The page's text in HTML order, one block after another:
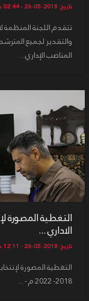
تاريخ: 2018-05-26 - 02:44 صباحاً - قراءات: 4094
تتقدم اللجنة المنظمة
والتقدير لجميع
المناصب الإداري...
التغطية المصورة
الاداري ...
تاريخ: 2018-05-26 - 12:11 صباحاً - قراءات: 3760
التغطية المصورة
2018- 2022 م - ...